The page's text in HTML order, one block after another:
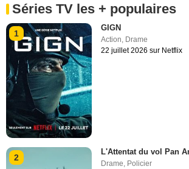
Séries TV les + populaires
1
GIGN
Action, Drame
22 juillet 2026 sur Netflix
2
L'Attentat du vol Pan
Drame Policier